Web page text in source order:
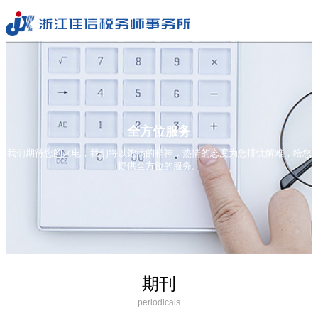
全方位服务
我们期待您的来电，我们将以饱满的精神，热情的态度为您排忧解难，给您
提供全方位的服务。
期刊
periodicals